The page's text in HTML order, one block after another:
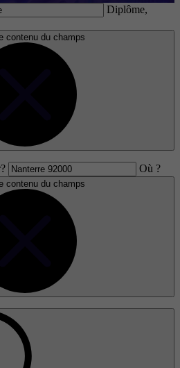
Diplôme,
contenu du champs
Où ?
contenu du champs